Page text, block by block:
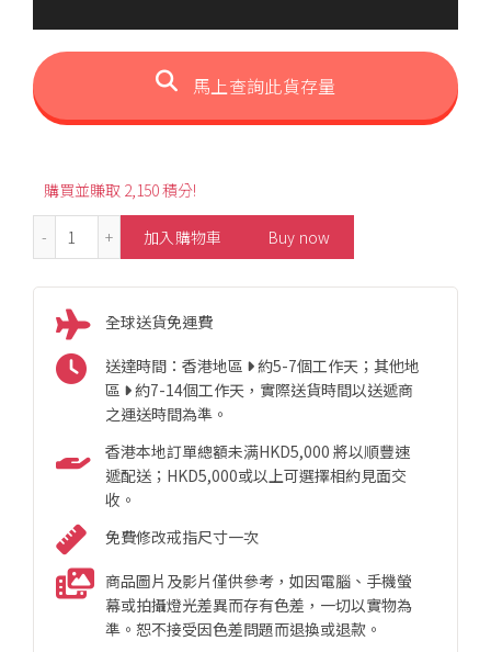
馬上查詢此貨存量
購買並賺取 2,150 積分!
0.56ct Elegant Oval-Shaped Ruby Pendant 數量
加入購物車 Buy now
全球送貨免運費
送達時間：香港地區
約5-7個工作天；其他地
區
約7-14個工作天，實際送貨時間以送遞商
之運送時間為準。
香港本地訂單總額未满HKD5,000 將以順豐速
遞配送；HKD5,000或以上可選擇相約見面交
收。
免費修改戒指尺寸一次
商品圖片及影片僅供參考，如因電腦、手機螢
幕或拍攝燈光差異而存有色差，一切以實物為
準。恕不接受因色差問題而退換或退款。